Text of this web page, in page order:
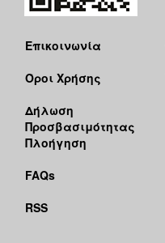
Επικοινωνία
Όροι Χρήσης
Δήλωση
Προσβασιμότητας
Πλοήγηση
FAQs
RSS